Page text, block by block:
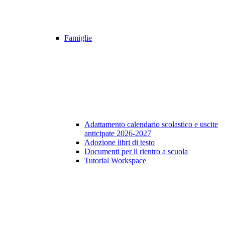
Famiglie
Adattamento calendario scolastico e uscite
anticipate 2026-2027
Adozione libri di testo
Documenti per il rientro a scuola
Tutorial Workspace